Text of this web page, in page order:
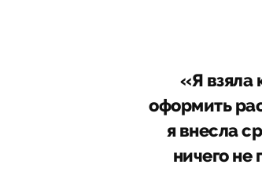
«Я взяла
оформить
я внесла
ничего не